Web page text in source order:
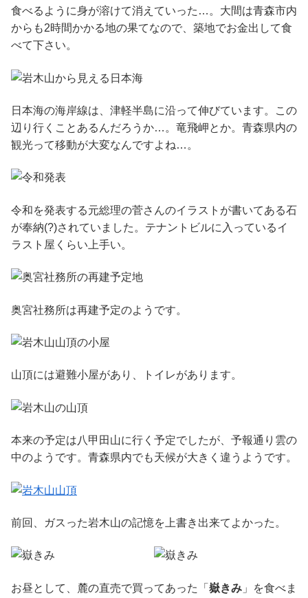
食べるように身が溶けて消えていった…。大間は青森市内
からも2時間かかる地の果てなので、築地でお金出して食
べて下さい。
日本海の海岸線は、津軽半島に沿って伸びています。この
辺り行くことあるんだろうか…。竜飛岬とか。青森県内の
観光って移動が大変なんですよね…。
令和を発表する元総理の菅さんのイラストが書いてある石
が奉納(?)されていました。テナントビルに入っているイ
ラスト屋くらい上手い。
奥宮社務所は再建予定のようです。
山頂には避難小屋があり、トイレがあります。
本来の予定は八甲田山に行く予定でしたが、予報通り雲の
中のようです。青森県内でも天候が大きく違うようです。
前回、ガスった岩木山の記憶を上書き出来てよかった。
お昼として、麓の直売で買ってあった「 嶽きみ 」を食べま